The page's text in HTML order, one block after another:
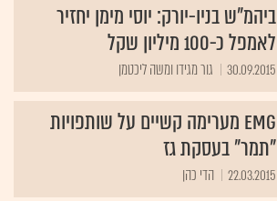
ביהמ"ש בניו-יורק: יוסי מימן יחזיר
לאמפל כ-100 מיליון שקל
30.09.2015 גור מגידו ומשה ליכטמן
EMG מערימה קשיים על שותפויות
"תמר" בעסקת גז
22.03.2015 הדי כהן